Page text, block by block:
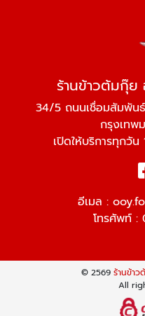
ร้านข้าวต้มกุ๊
34/5 ถนนเชื่อมสัมพัน
กรุงเทพ
เปิดให้บริการทุกวั
อีเมล :
โทรศัพท์ :
© 2569 ร้านข้า
All